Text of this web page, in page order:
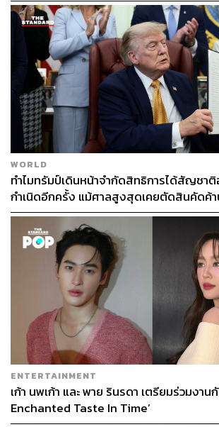
WORLD
ทำไมทรัมป์เดินหน้าจำกัดสิทธิการได้สัญชาติ
กำเนิดอีกครั้ง แม้ศาลสูงสุดเคยตัดสินคัดค้
ENTERTAINMENT
เก้า นพเก้า และ พาย รินรดา เตรียมร่วมงาน
Enchanted Taste In Time’